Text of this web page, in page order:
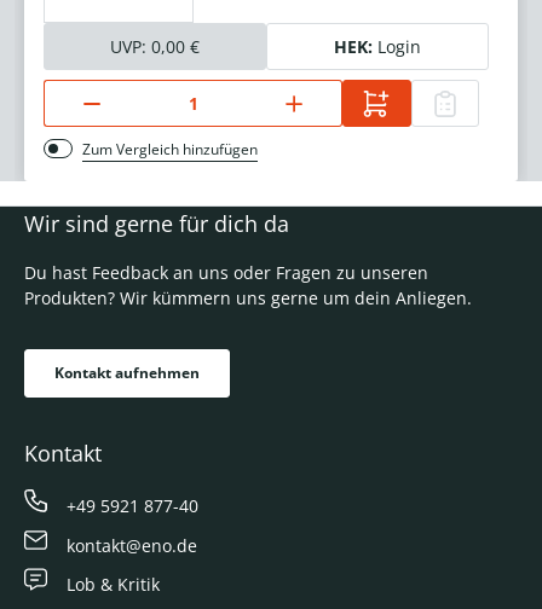
UVP: 0,00 € HEK: Login
Zum Vergleich hinzufügen
Wir sind gerne für dich da
Du hast Feedback an uns oder Fragen zu unseren
Produkten? Wir kümmern uns gerne um dein Anliegen.
Kontakt aufnehmen
Kontakt
+49 5921 877-40
kontakt@eno.de
Lob & Kritik